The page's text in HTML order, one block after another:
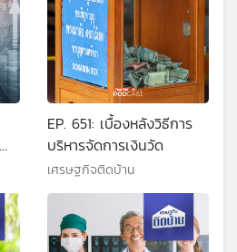
EP. 651: เบื้องหลังวิธีการ
บริหารจัดการเงินวัด
เศรษฐกิจติดบ้าน